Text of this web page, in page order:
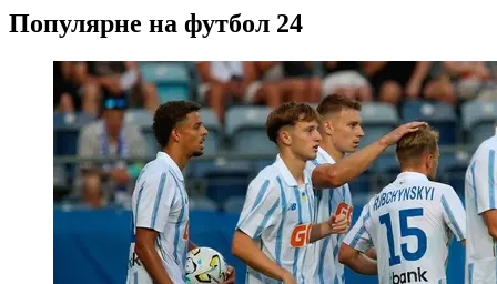
Популярне на футбол 24